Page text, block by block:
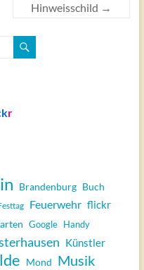
Hinweisschild →
r
Brandenburg Buch
Feuerwehr flickr
Google Handy
Künstler
Mond Musik